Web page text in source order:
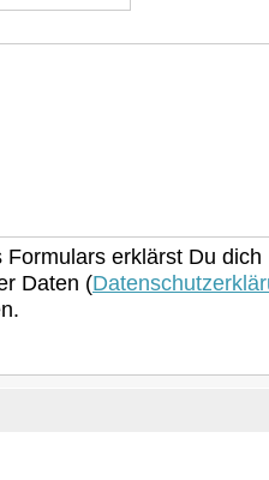
erklärst Du
Daten (